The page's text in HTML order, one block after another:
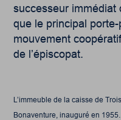
successeur immédiat
que le principal
mouvement
de l’épiscopat.
L’immeuble de la caisse de
Bonaventure, inauguré en